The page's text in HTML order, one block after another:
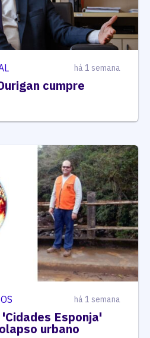
há 1 semana
cumpre
há 1 semana
Esponja'
urbano